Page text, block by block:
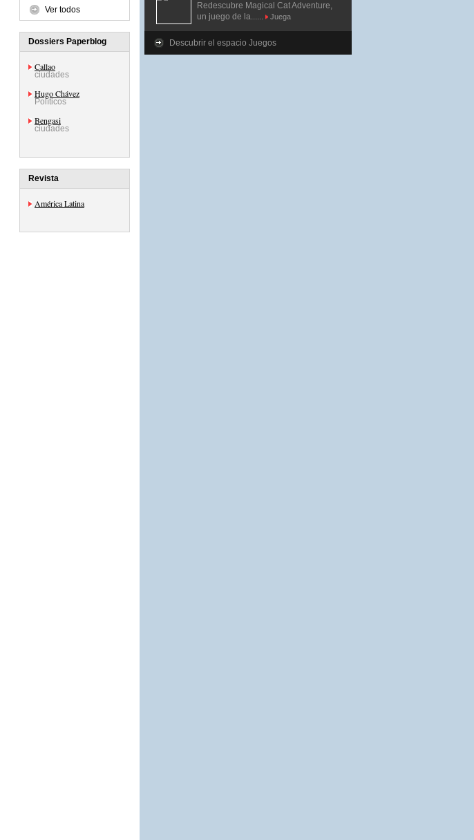
Ver todos
Dossiers Paperblog
Callao
ciudades
Hugo Chávez
Políticos
Bengasi
ciudades
Revista
América Latina
Redescubre Magical Cat Adventure,
un juego de la......
Juega
Descubrir el espacio Juegos